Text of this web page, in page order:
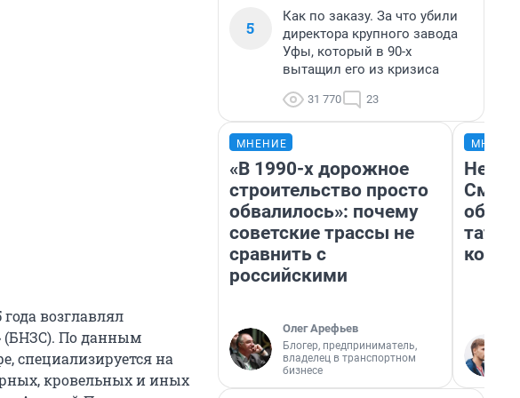
возглавлял
(БНЗС). По данным
специализируется на
кровельных и иных
5
Как по заказу. За что убили
директора крупного завода
Уфы, который в 90-х
вытащил его из кризиса
31 770 23
МНЕНИЕ
«В 1990-х дорожное
строительство просто
обвалилось»: почему
советские трассы не
сравнить с
российскими
Олег Арефьев
Блогер, предприниматель,
владелец в транспортном
бизнесе